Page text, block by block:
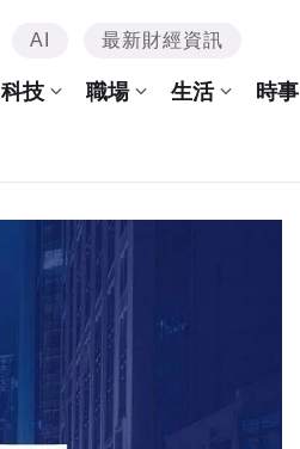
AI 最新財經資訊
科技 職場 生活 時事